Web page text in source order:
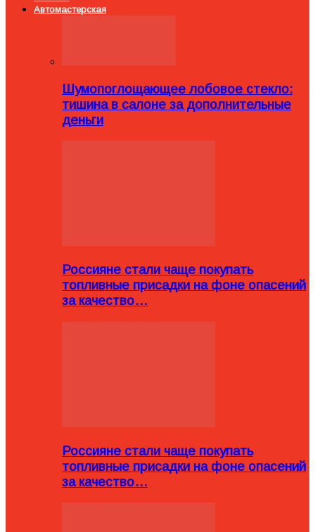
Автомастерская
Шумопоглощающее лобовое стекло:
тишина в салоне за дополнительные
деньги
Россияне стали чаще покупать
топливные присадки на фоне опасений
за качество…
Россияне стали чаще покупать
топливные присадки на фоне опасений
за качество…